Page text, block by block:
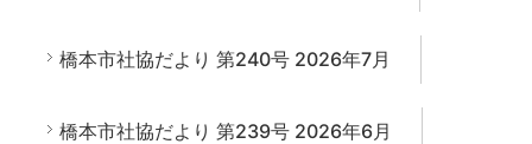
橋本市社協だより 第240号 2026年7月
橋本市社協だより 第239号 2026年6月